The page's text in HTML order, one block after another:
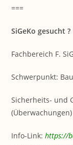
===
SiGeKo gesucht ?
Fachbereich F.
Schwerpunkt:
Sicherheits- und
(Überwachungen)
Info-Link:https://